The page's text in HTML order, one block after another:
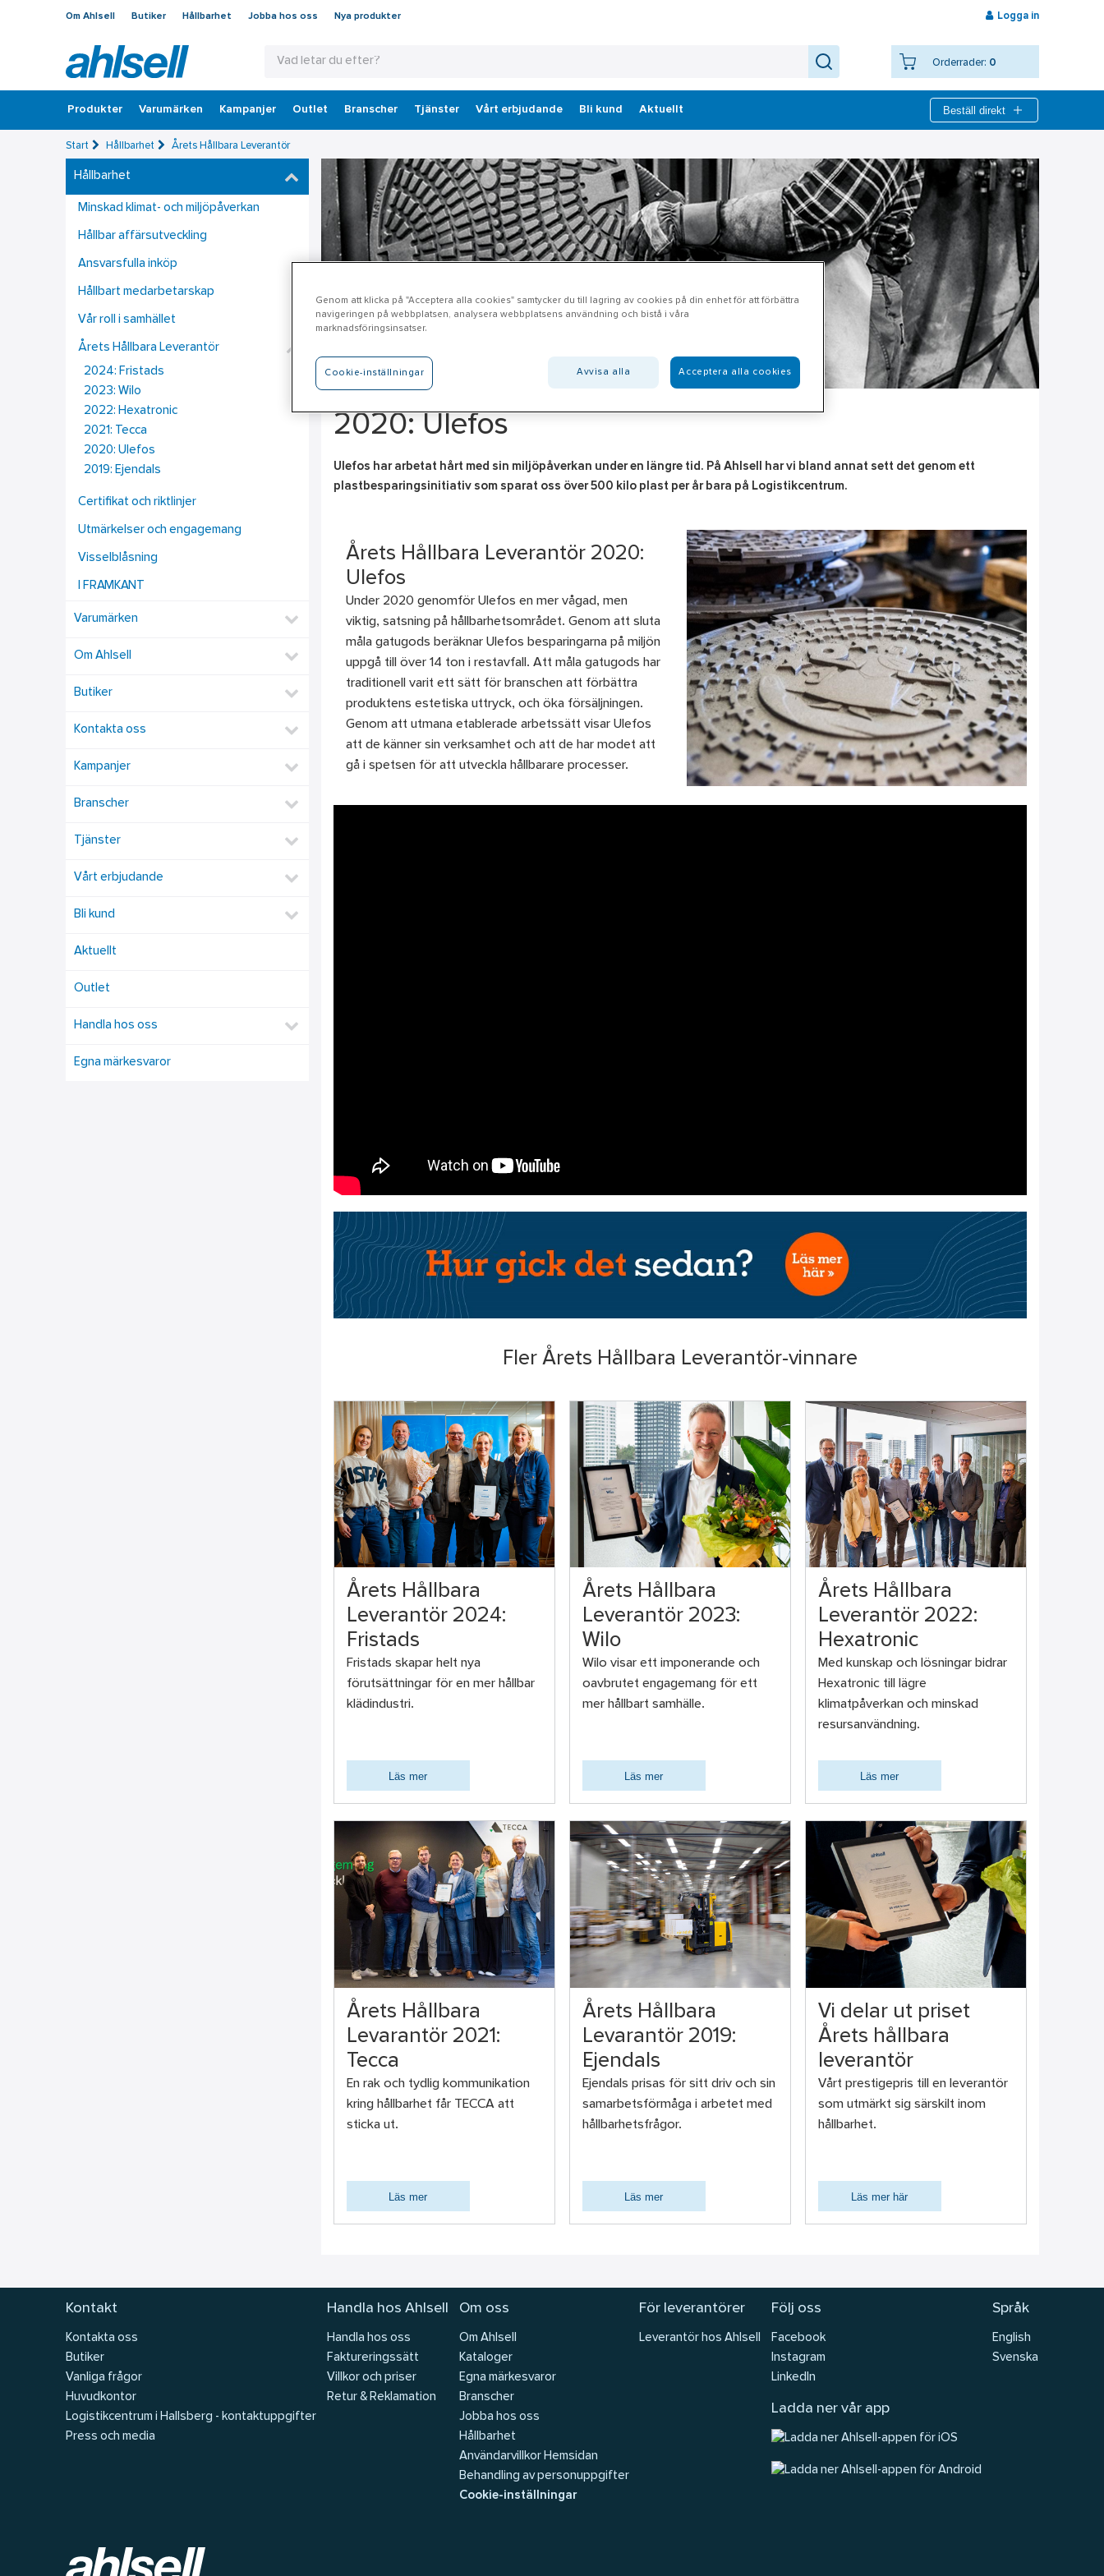
Om Ahlsell Butiker Hållbarhet Jobba hos oss Nya produkter Logga in
Orderrader: 0
Produkter Varumärken Kampanjer Outlet Branscher Tjänster Vårt erbjudande Bli kund Aktuellt Beställ direkt
Start Hållbarhet Årets Hållbara Leverantör
Hållbarhet
Minskad klimat- och miljöpåverkan
Hållbar affärsutveckling
Ansvarsfulla inköp
Hållbart medarbetarskap
Vår roll i samhället
Årets Hållbara Leverantör
2024: Fristads
2023: Wilo
2022: Hexatronic
2021: Tecca
2020: Ulefos
2019: Ejendals
Certifikat och riktlinjer
Utmärkelser och engagemang
Visselblåsning
I FRAMKANT
Varumärken
Om Ahlsell
Butiker
Kontakta oss
Kampanjer
Branscher
Tjänster
Vårt erbjudande
Bli kund
Aktuellt
Outlet
Handla hos oss
Egna märkesvaror
2020: Ulefos
Ulefos har arbetat hårt med sin miljöpåverkan under en längre tid. På Ahlsell har vi bland annat sett det genom ett
plastbesparingsinitiativ som sparat oss över 500 kilo plast per år bara på Logistikcentrum.
Årets Hållbara Leverantör 2020:
Ulefos
Under 2020 genomför Ulefos en mer vågad, men
viktig, satsning på hållbarhetsområdet. Genom att sluta
måla gatugods beräknar Ulefos besparingarna på miljön
uppgå till över 14 ton i restavfall. Att måla gatugods har
traditionell varit ett sätt för branschen att förbättra
produktens estetiska uttryck, och öka försäljningen.
Genom att utmana etablerade arbetssätt visar Ulefos
att de känner sin verksamhet och att de har modet att
gå i spetsen för att utveckla hållbarare processer.
Fler Årets Hållbara Leverantör-vinnare
Årets Hållbara
Leverantör 2024:
Fristads
Fristads skapar helt nya
förutsättningar för en mer hållbar
klädindustri.
Läs mer
Årets Hållbara
Leverantör 2023:
Wilo
Wilo visar ett imponerande och
oavbrutet engagemang för ett
mer hållbart samhälle.
Läs mer
Årets Hållbara
Leverantör 2022:
Hexatronic
Med kunskap och lösningar bidrar
Hexatronic till lägre
klimatpåverkan och minskad
resursanvändning.
Läs mer
Årets Hållbara
Levarantör 2021:
Tecca
En rak och tydlig kommunikation
kring hållbarhet får TECCA att
sticka ut.
Läs mer
Årets Hållbara
Levarantör 2019:
Ejendals
Ejendals prisas för sitt driv och sin
samarbetsförmåga i arbetet med
hållbarhetsfrågor.
Läs mer
Vi delar ut priset
Årets hållbara
leverantör
Vårt prestigepris till en leverantör
som utmärkt sig särskilt inom
hållbarhet.
Läs mer här
Kontakt
Kontakta oss
Butiker
Vanliga frågor
Huvudkontor
Logistikcentrum i Hallsberg - kontaktuppgifter
Press och media
Handla hos Ahlsell
Handla hos oss
Faktureringssätt
Villkor och priser
Retur & Reklamation
Om oss
Om Ahlsell
Kataloger
Egna märkesvaror
Branscher
Jobba hos oss
Hållbarhet
Användarvillkor Hemsidan
Behandling av personuppgifter
Cookie-inställningar
För leverantörer
Leverantör hos Ahlsell
Följ oss
Facebook
Instagram
LinkedIn
Ladda ner vår app
Språk
English
Svenska
Genom att klicka på "Acceptera alla cookies" samtycker du till lagring av cookies på din enhet för att förbättra
navigeringen på webbplatsen, analysera webbplatsens användning och bistå i våra
marknadsföringsinsatser.
Cookie-inställningar Avvisa alla Acceptera alla cookies